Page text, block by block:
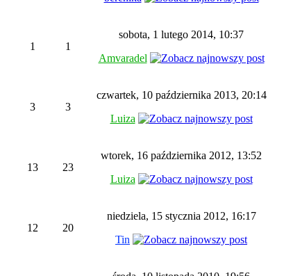
1 1
sobota, 1 lutego 2014, 10:37
Amvaradel
3 3
czwartek, 10 października 2013, 20:14
Luiza
13 23
wtorek, 16 października 2012, 13:52
Luiza
12 20
niedziela, 15 stycznia 2012, 16:17
Tin